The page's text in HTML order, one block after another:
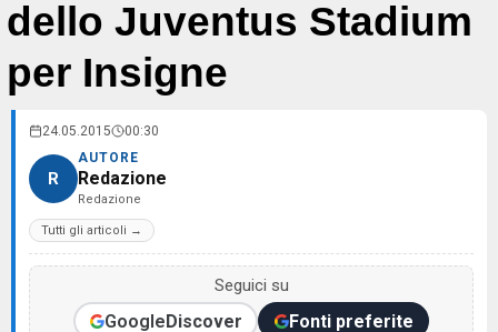
dello Juventus Stadium
per Insigne
24.05.2015 00:30
R
AUTORE
Redazione
Redazione
Tutti gli articoli →
Seguici su
GoogleDiscover Fonti preferite